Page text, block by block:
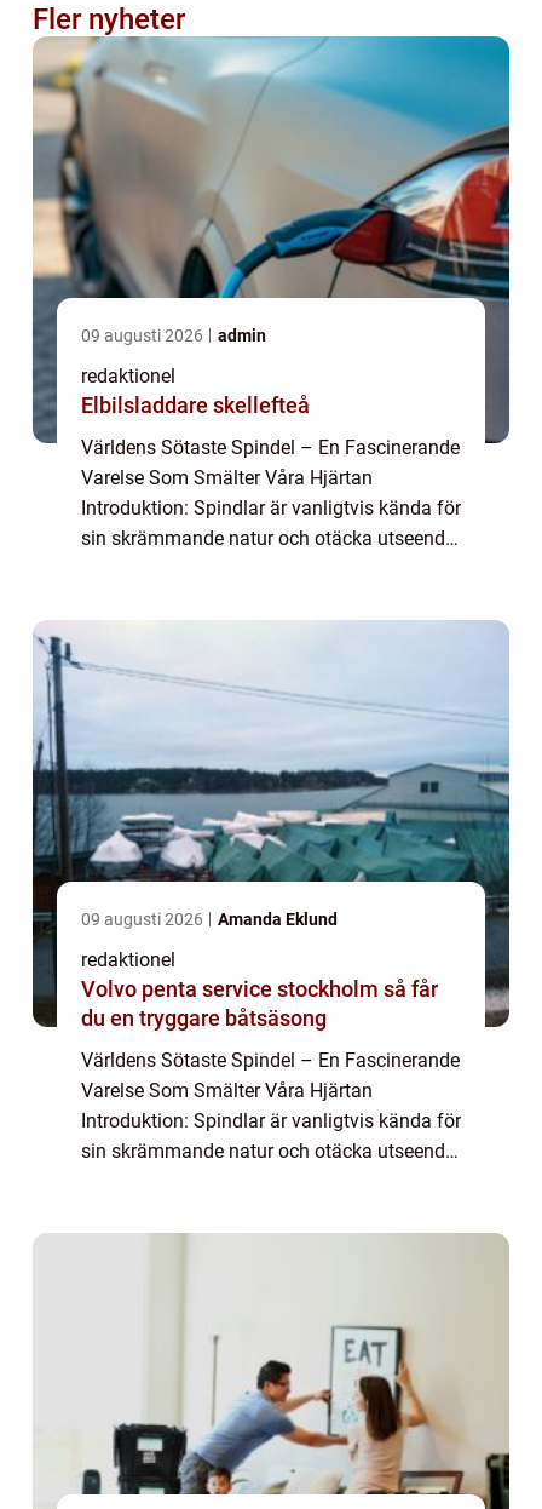
Fler nyheter
09 augusti 2026 admin
redaktionel
Elbilsladdare skellefteå
Världens Sötaste Spindel – En Fascinerande
Varelse Som Smälter Våra Hjärtan
Introduktion: Spindlar är vanligtvis kända för
sin skrämmande natur och otäcka utseende.
09 augusti 2026 Amanda Eklund
redaktionel
Volvo penta service stockholm så får
du en tryggare båtsäsong
Världens Sötaste Spindel – En Fascinerande
Varelse Som Smälter Våra Hjärtan
Introduktion: Spindlar är vanligtvis kända för
sin skrämmande natur och otäcka utseende.